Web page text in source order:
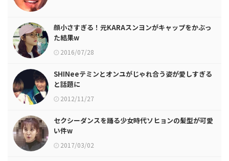
顔小さすぎる！元KARAスンヨンがキャップをかぶっ
た結果w
2016/07/28
SHINeeテミンとオンユがじゃれ合う姿が愛しすぎる
と話題に
2012/11/27
セクシーダンスを踊る少女時代ソヒョンの髪型が可愛
い件w
2017/03/02